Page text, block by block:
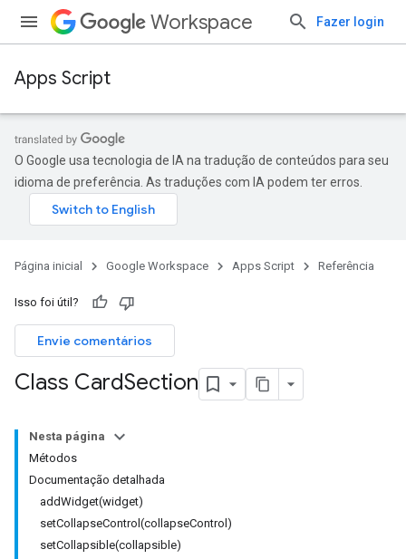
Workspace Fazer login
Apps Script
O Google usa tecnologia de IA na tradução de conteúdos para seu
idioma de preferência. As traduções com IA podem ter erros.
Página inicial Google Workspace Apps Script Referência
Isso foi útil?
Envie comentários
Class CardSection
Nesta página
Métodos
Documentação detalhada
addWidget(widget)
setCollapseControl(collapseControl)
setCollapsible(collapsible)